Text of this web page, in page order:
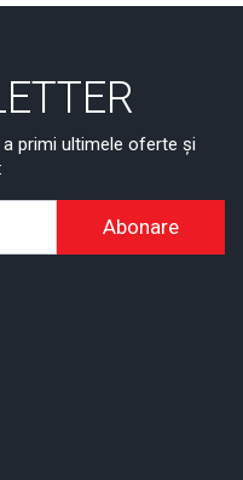
primi ultimele oferte și
Abonare